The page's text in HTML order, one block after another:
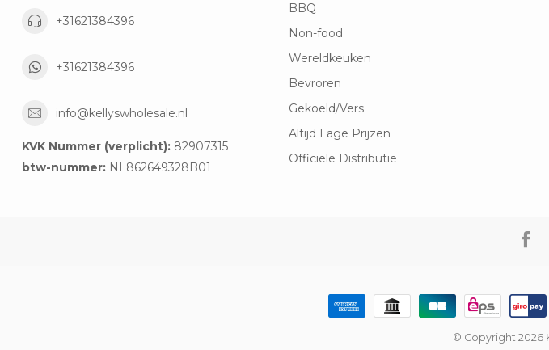
+31621384396
+31621384396
info@kellyswholesale.nl
KVK Nummer (verplicht): 82907315
btw-nummer: NL862649328B01
BBQ
Non-food
Wereldkeuken
Bevroren
Gekoeld/Vers
Altijd Lage Prijzen
Officiële Distributie
© Copyright 2026